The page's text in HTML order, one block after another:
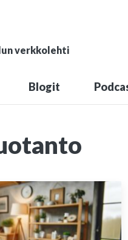
verkkolehti
Blogit